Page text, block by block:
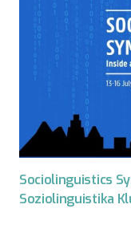
Sociolinguistics
Soziolinguistika